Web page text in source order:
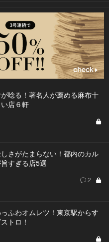
唸る！著名人が薦める麻布十
店６軒
さがたまらない！都内のカル
すぎる店5選
2
ふわオムレツ！東京駅からす
トロ！